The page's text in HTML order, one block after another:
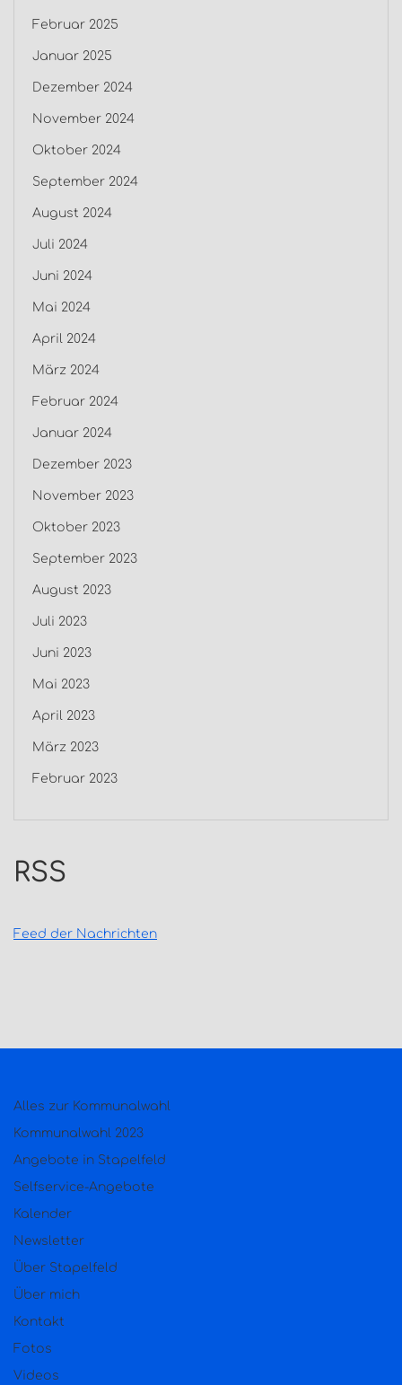
Februar 2025
Januar 2025
Dezember 2024
November 2024
Oktober 2024
September 2024
August 2024
Juli 2024
Juni 2024
Mai 2024
April 2024
März 2024
Februar 2024
Januar 2024
Dezember 2023
November 2023
Oktober 2023
September 2023
August 2023
Juli 2023
Juni 2023
Mai 2023
April 2023
März 2023
Februar 2023
RSS
Feed der Nachrichten
Alles zur Kommunalwahl
Kommunalwahl 2023
Angebote in Stapelfeld
Selfservice-Angebote
Kalender
Newsletter
Über Stapelfeld
Über mich
Kontakt
Fotos
Videos